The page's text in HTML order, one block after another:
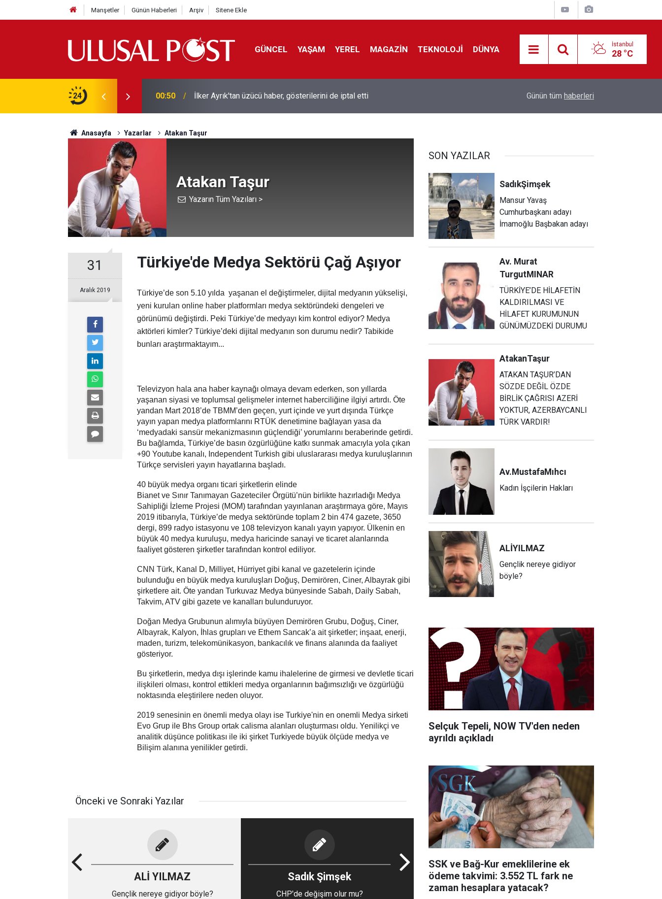
Manşetler Günün Haberleri Arşiv Sitene Ekle
GÜNCEL YAŞAM YEREL MAGAZİN TEKNOLOJİ DÜNYA İstanbul
28 °C
24
00:50
İlker Ayrık'tan üzücü haber, gösterilerini de iptal etti
00:39
Liverpool efsanesi Mısırlı yıldız Mohamed Salah Trabzonspor ile anlaştı!
Feridun Düzağaç sahnelere ara verdi: ''En az
Günün tüm haberleri
Anasayfa Yazarlar Atakan Taşur
Atakan Taşur
Yazarın Tüm Yazıları >
31
Aralık 2019
Türkiye'de Medya Sektörü Çağ Aşıyor
Türkiye’de son 5.10 yılda yaşanan el değiştirmeler, dijital medyanın yükselişi,
yeni kurulan online haber platformları medya sektöründeki dengeleri ve
görünümü değiştirdi. Peki Türkiye’de medyayı kim kontrol ediyor? Medya
aktörleri kimler? Türkiye’deki dijital medyanın son durumu nedir? Tabikide
bunları araştırmaktayım...
Televizyon hala ana haber kaynağı olmaya devam ederken, son yıllarda
yaşanan siyasi ve toplumsal gelişmeler internet haberciliğine ilgiyi artırdı. Öte
yandan Mart 2018’de TBMM’den geçen, yurt içinde ve yurt dışında Türkçe
yayın yapan medya platformlarını RTÜK denetimine bağlayan yasa da
‘medyadaki sansür mekanizmasının güçlendiği’ yorumlarını beraberinde getirdi.
Bu bağlamda, Türkiye’de basın özgürlüğüne katkı sunmak amacıyla yola çıkan
+90 Youtube kanalı, Independent Turkish gibi uluslararası medya kuruluşlarının
Türkçe servisleri yayın hayatlarına başladı.
40 büyük medya organı ticari şirketlerin elinde
Bianet ve Sınır Tanımayan Gazeteciler Örgütü’nün birlikte hazırladığı Medya
Sahipliği İzleme Projesi (MOM) tarafından yayınlanan araştırmaya göre, Mayıs
2019 itibarıyla, Türkiye’de medya sektöründe toplam 2 bin 474 gazete, 3650
dergi, 899 radyo istasyonu ve 108 televizyon kanalı yayın yapıyor. Ülkenin en
büyük 40 medya kuruluşu, medya haricinde sanayi ve ticaret alanlarında
faaliyet gösteren şirketler tarafından kontrol ediliyor.
CNN Türk, Kanal D, Milliyet, Hürriyet gibi kanal ve gazetelerin içinde
bulunduğu en büyük medya kuruluşları Doğuş, Demirören, Ciner, Albayrak gibi
şirketlere ait. Öte yandan Turkuvaz Medya bünyesinde Sabah, Daily Sabah,
Takvim, ATV gibi gazete ve kanalları bulunduruyor.
Doğan Medya Grubunun alımıyla büyüyen Demirören Grubu, Doğuş, Ciner,
Albayrak, Kalyon, İhlas grupları ve Ethem Sancak’a ait şirketler; inşaat, enerji,
maden, turizm, telekomünikasyon, bankacılık ve finans alanında da faaliyet
gösteriyor.
Bu şirketlerin, medya dışı işlerinde kamu ihalelerine de girmesi ve devletle ticari
ilişkileri olması, kontrol ettikleri medya organlarının bağımsızlığı ve özgürlüğü
noktasında eleştirilere neden oluyor.
2019 senesinin en önemli medya olayı ise Turkiye'nin en onemli Medya sirketi
Evo Grup ile Bhs Group ortak calisma alanları oluşturması oldu. Yenilikçi ve
analitik düşünce politikası ile iki şirket Turkiyede büyük ölçüde medya ve
Bilişim alanına yenilikler getirdi.
Önceki ve Sonraki Yazılar
ALİ YILMAZ
Gençlik nereye gidiyor böyle?
Sadık Şimşek
CHP'de değişim olur mu?
SON YAZILAR
SadıkŞimşek
Mansur Yavaş
Cumhurbaşkanı adayı
İmamoğlu Başbakan adayı
Av. Murat
TurgutMINAR
TÜRKİYE’DE HİLAFETİN
KALDIRILMASI VE
HİLAFET KURUMUNUN
GÜNÜMÜZDEKİ DURUMU
AtakanTaşur
ATAKAN TAŞUR’DAN
SÖZDE DEĞİL ÖZDE
BİRLİK ÇAĞRISI AZERİ
YOKTUR, AZERBAYCANLI
TÜRK VARDIR!
Av.MustafaMıhcı
Kadın İşçilerin Hakları
ALİYILMAZ
Gençlik nereye gidiyor
böyle?
Selçuk Tepeli, NOW TV'den neden
ayrıldı açıkladı
SSK ve Bağ-Kur emeklilerine ek
ödeme takvimi: 3.552 TL fark ne
zaman hesaplara yatacak?